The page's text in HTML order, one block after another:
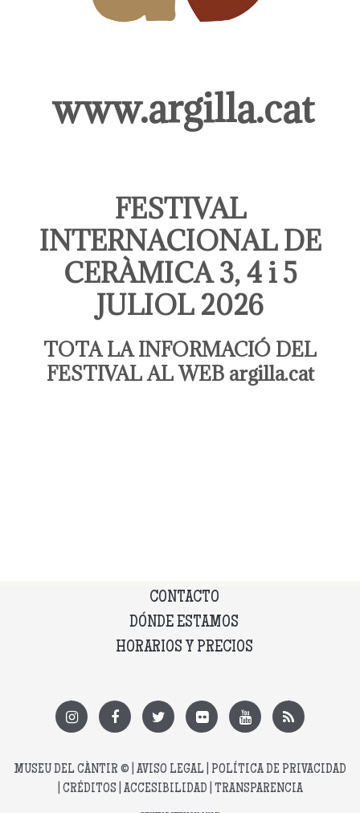
www.argilla.cat
FESTIVAL
INTERNACIONAL DE
CERÀMICA 3, 4 i 5
JULIOL 2026
TOTA LA INFORMACIÓ DEL
FESTIVAL AL WEB argilla.cat
CONTACTO
DÓNDE ESTAMOS
HORARIOS Y PRECIOS
MUSEU DEL CÀNTIR © | AVISO LEGAL
POLÍTICA DE PRIVACIDAD
CRÉDITOS ACCESIBILIDAD TRANSPARENCIA